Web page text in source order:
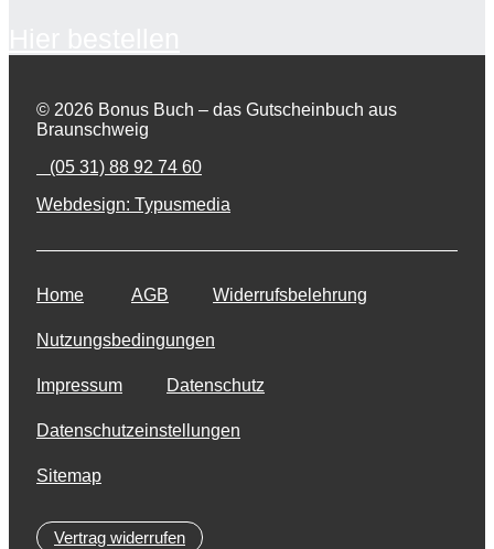
© 2026 Bonus Buch – das Gutscheinbuch aus
Braunschweig
(05 31) 88 92 74 60
Webdesign: Typusmedia
Home AGB Widerrufsbelehrung
Nutzungsbedingungen
Impressum Datenschutz
Datenschutzeinstellungen
Sitemap
Vertrag widerrufen